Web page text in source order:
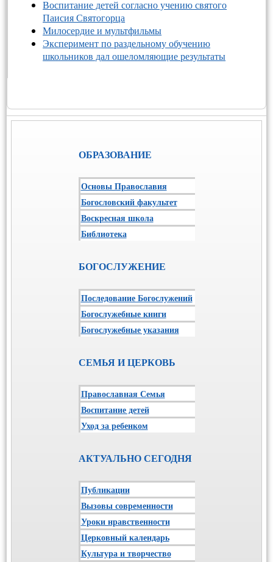
Воспитание детей согласно учению святого
Паисия Святогорца
Милосердие и мультфильмы
Эксперимент по раздельному обучению
школьников дал ошеломляющие результаты
ОБРАЗОВАНИЕ
Основы Православия
Богословский факультет
Воскресная школа
Библиотека
БОГОСЛУЖЕНИЕ
Последование Богослужений
Богослужебные книги
Богослужебные указания
СЕМЬЯ И ЦЕРКОВЬ
Православная Семья
Воспитание детей
Уход за ребенком
АКТУАЛЬНО СЕГОДНЯ
Публикации
Вызовы современности
Уроки нравственности
Церковный календарь
Культура и творчество